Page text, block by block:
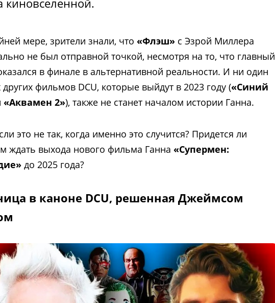
киновселенной.
мере, зрители знали, что «Флэш» с Эзрой Миллера
не был отправной точкой, несмотря на то, что главный
в финале в альтернативной реальности. И ни один
других фильмов DCU, которые выйдут в 2023 году («Синий
«Аквамен 2»), также не станет началом истории Ганна.
это не так, когда именно это случится? Придется ли
ждать выхода нового фильма Ганна «Супермен:
до 2025 года?
в каноне DCU, решенная Джеймсом